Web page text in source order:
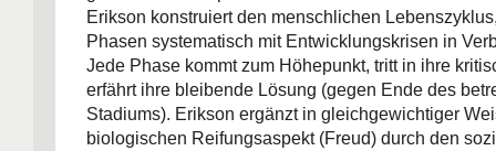
Erikson konstruiert den menschlichen
Phasen systematisch mit Entwicklungskrisen in
Jede Phase kommt zum Höhepunkt, tritt in ihre
erfährt ihre bleibende Lösung (gegen Ende des
Stadiums). Erikson ergänzt in gleichgewichtiger
biologischen Reifungsaspekt (Freud) durch den